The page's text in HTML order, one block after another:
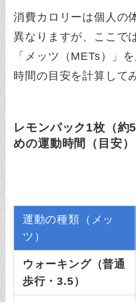
消費カロリーは個人の
異なりますが、ここで
「メッツ（METs）」
時間の目安を計算して
レモンパック1枚（
めの運動時間（目安）
運動の種類（メッ
ツ）
ウォーキング（普通
歩行・3.5）